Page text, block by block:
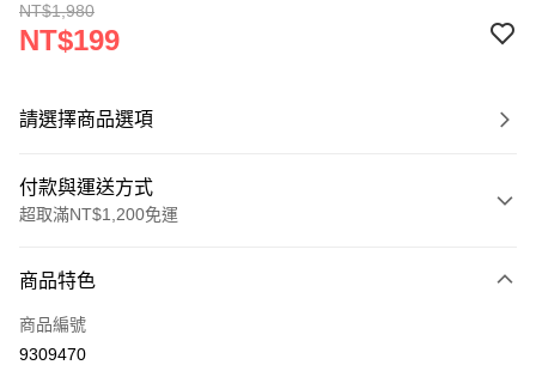
NT$1,980
NT$199
請選擇商品選項
付款與運送方式
超取滿NT$1,200免運
信用卡一次付款
超商取貨付款
商品特色
商品編號
9309470